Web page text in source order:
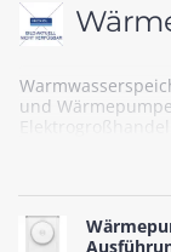
und
Elektrogroßhandel